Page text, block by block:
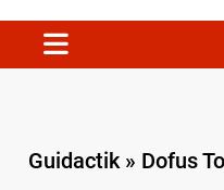
Guidactik» Dofus